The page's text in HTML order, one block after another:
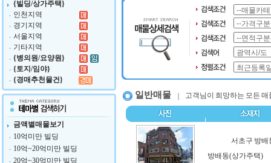
{빌딩/상가주택}
인천지역
경기지역
서울지역
기타지역
{병의원/요양원}
{토지/임야}
{경매추천물건}
금액별매물보기
10억미만 빌딩
10억~20억미만 빌딩
20억~30억미만 빌딩
일반매물 고객님이 희망하는 모든
서초구 방배
방배동(상가주택)